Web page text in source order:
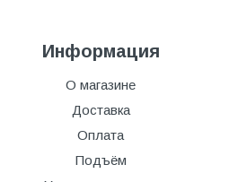
Информация
О магазине
Доставка
Оплата
Подъём